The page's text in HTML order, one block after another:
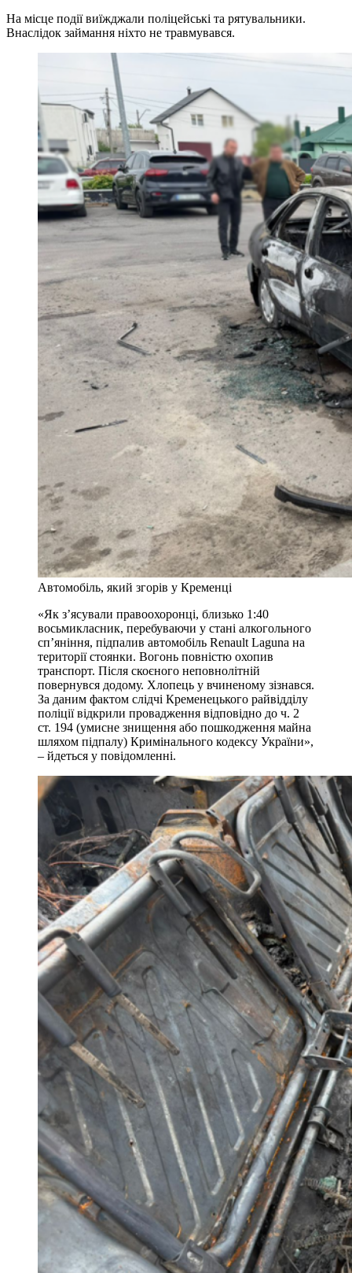
На місце події виїжджали поліцейські та рятувальники.
Внаслідок займання ніхто не травмувався.
Автомобіль, який згорів у Кременці
«Як з’ясували правоохоронці, близько 1:40
восьмикласник, перебуваючи у стані алкогольного
сп’яніння, підпалив автомобіль Renault Laguna на
території стоянки. Вогонь повністю охопив
транспорт. Після скоєного неповнолітній
повернувся додому. Хлопець у вчиненому зізнався.
За даним фактом слідчі Кременецького райвідділу
поліції відкрили провадження відповідно до ч. 2
ст. 194 (умисне знищення або пошкодження майна
шляхом підпалу) Кримінального кодексу України»,
– йдеться у повідомленні.